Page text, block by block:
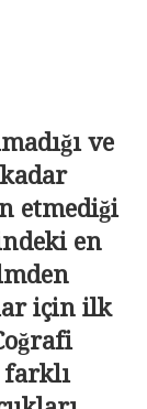
ve
etmediği
en
için ilk